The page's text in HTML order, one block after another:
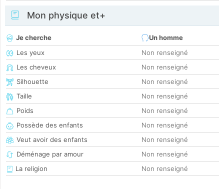
Mon physique et+
Je cherche
Un homme
Les yeux
Non renseigné
Les cheveux
Non renseigné
Silhouette
Non renseigné
Taille
Non renseigné
Poids
Non renseigné
Possède des enfants
Non renseigné
Veut avoir des enfants
Non renseigné
Déménage par amour
Non renseigné
La religion
Non renseigné